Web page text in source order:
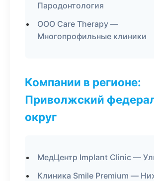
Пародонтология
ООО Care Therapy —
Многопрофильные клиники
Компании в регионе:
Приволжский
округ
МедЦентр Implant Clinic —
Клиника Smile Premium —